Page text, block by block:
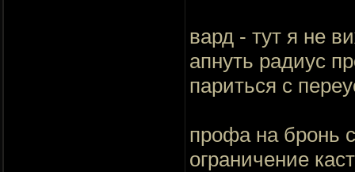
вард - тут я не
апнуть радиус
париться с
профа на бронь
ограничение